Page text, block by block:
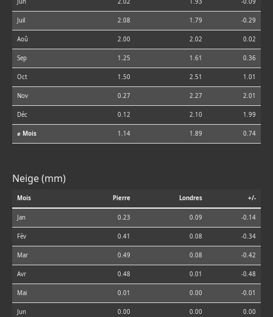
Jun 2.02 1.93 -0.09
Juil 2.08 1.79 -0.29
Aoû 2.00 2.02 0.02
Sep 1.25 1.61 0.36
Oct 1.50 2.51 1.01
Nov 0.27 2.27 2.01
Déc 0.12 2.10 1.99
⌀ Mois 1.14 1.89 0.74
Neige (mm)
Mois Pierre Londres +/-
Jan 0.23 0.09 -0.14
Fév 0.41 0.08 -0.34
Mar 0.49 0.08 -0.42
Avr 0.48 0.01 -0.48
Mai 0.01 0.00 -0.01
Jun 0.00 0.00 0.00